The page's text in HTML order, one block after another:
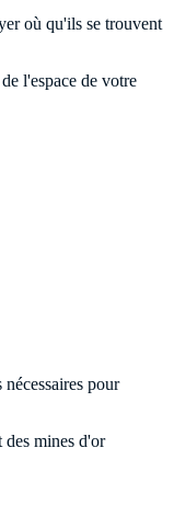
où qu'ils se trouvent
l'espace de votre
pour
des mines d'or